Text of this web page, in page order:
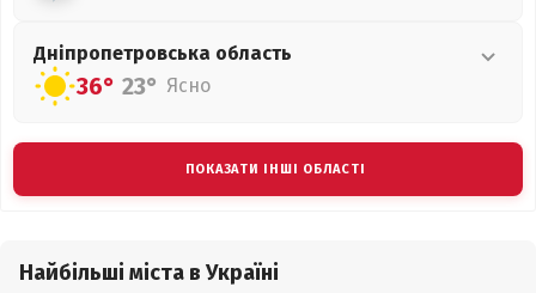
Дніпропетровська область
36° 23° Ясно
ПОКАЗАТИ ІНШІ ОБЛАСТІ
Найбільші міста в Україні